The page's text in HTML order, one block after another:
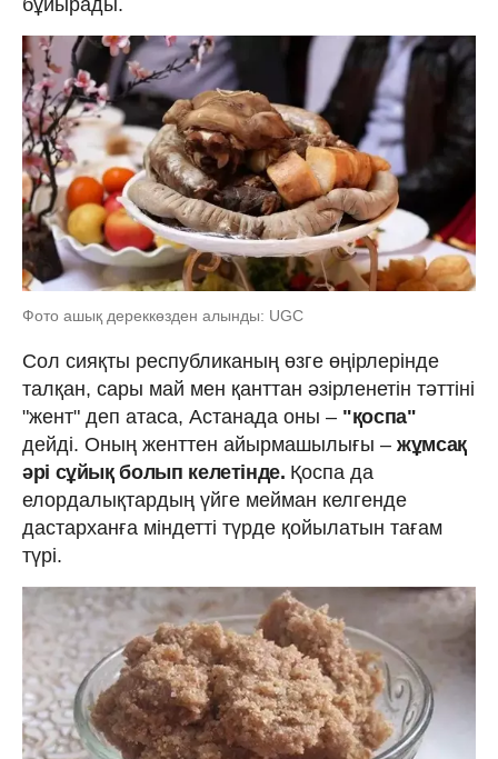
бұйырады.
Фото ашық дереккөзден алынды: UGC
Сол сияқты республиканың өзге өңірлерінде
талқан, сары май мен қанттан әзірленетін тәттіні
"жент" деп атаса, Астанада оны – "қоспа"
дейді. Оның женттен айырмашылығы – жұмсақ
әрі сұйық болып келетінде. Қоспа да
елордалықтардың үйге мейман келгенде
дастарханға міндетті түрде қойылатын тағам
түрі.